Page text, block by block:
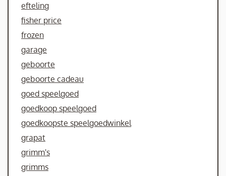
efteling
fisher price
frozen
garage
geboorte
geboorte cadeau
goed speelgoed
goedkoop speelgoed
goedkoopste speelgoedwinkel
grapat
grimm's
grimms